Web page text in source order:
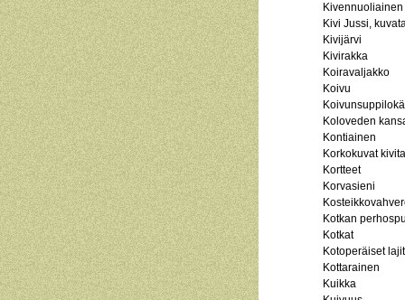
Kivennuoliainen
Kivi Jussi,
Kivijärvi
Kivirakka
Koiravaljakko
Koivu
Koloveden
Kontiainen
Korkokuvat
Kortteet
Korvasieni
Kotkan
Kotkat
Kotoperäiset lajit
Kottarainen
Kuikka